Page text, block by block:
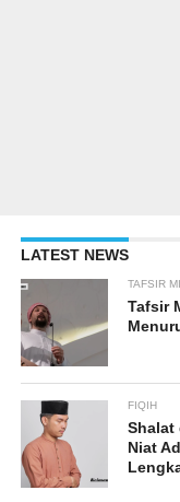
LATEST NEWS
TAFSIR
Tafsir
FIQIH
Shalat
Niat